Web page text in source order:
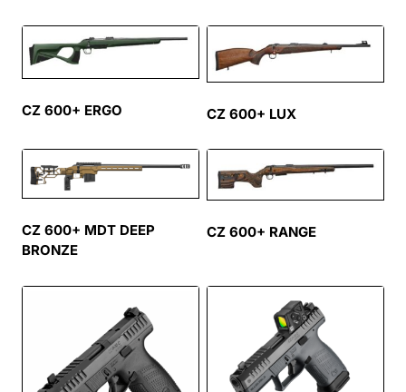
CZ 600+ ERGO CZ 600+ LUX
CZ 600+ MDT DEEP
BRONZE
CZ 600+ RANGE